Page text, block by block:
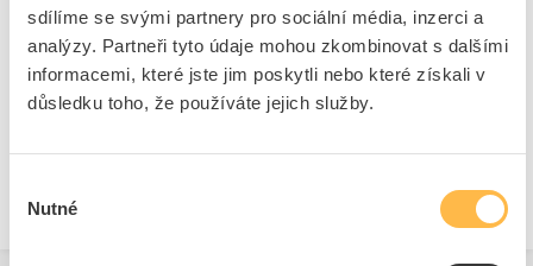
sdílíme se svými partnery pro sociální média, inzerci a
analýzy. Partneři tyto údaje mohou zkombinovat s dalšími
informacemi, které jste jim poskytli nebo které získali v
důsledku toho, že používáte jejich služby.
souhlasu
Nutné
Ke stažení
Technické dokumenty